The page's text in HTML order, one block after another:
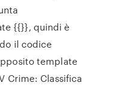
{{}}, quindi è
il codice
template
Crime: Classifica